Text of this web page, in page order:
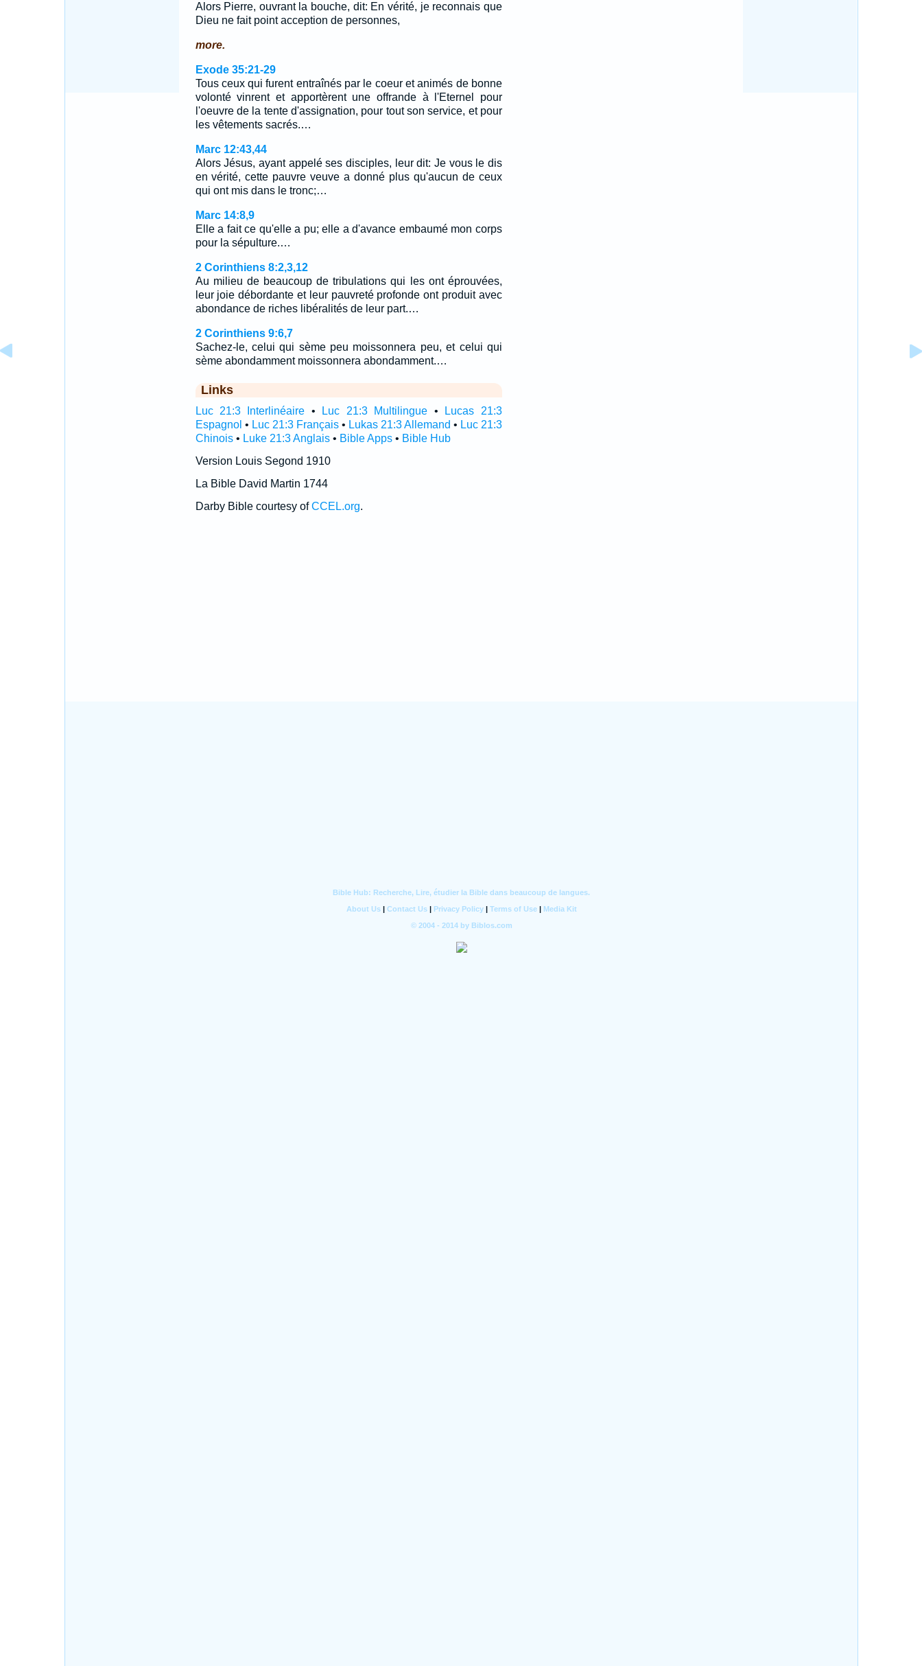
Alors Pierre, ouvrant la bouche, dit: En vérité, je reconnais que
Dieu ne fait point acception de personnes,
more.
Exode 35:21-29
Tous ceux qui furent entraînés par le coeur et animés de bonne
volonté vinrent et apportèrent une offrande à l'Eternel pour
l'oeuvre de la tente d'assignation, pour tout son service, et pour
les vêtements sacrés.…
Marc 12:43,44
Alors Jésus, ayant appelé ses disciples, leur dit: Je vous le dis
en vérité, cette pauvre veuve a donné plus qu'aucun de ceux
qui ont mis dans le tronc;…
Marc 14:8,9
Elle a fait ce qu'elle a pu; elle a d'avance embaumé mon corps
pour la sépulture.…
2 Corinthiens 8:2,3,12
Au milieu de beaucoup de tribulations qui les ont éprouvées,
leur joie débordante et leur pauvreté profonde ont produit avec
abondance de riches libéralités de leur part.…
2 Corinthiens 9:6,7
Sachez-le, celui qui sème peu moissonnera peu, et celui qui
sème abondamment moissonnera abondamment.…
Links
Luc 21:3 Interlinéaire • Luc 21:3 Multilingue •
Lucas 21:3
Espagnol • Luc 21:3 Français• Lukas 21:3 Allemand • Luc 21:3
Chinois• Luke 21:3 Anglais• Bible Apps• Bible Hub
Version Louis Segond 1910
La Bible David Martin 1744
Darby Bible courtesy ofCCEL.org.